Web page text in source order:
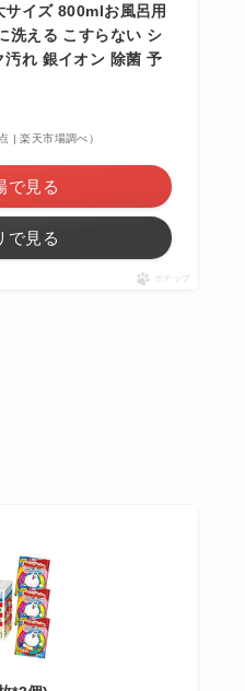
イズ 800mlお風呂用
洗える こすらない シ
汚れ 銀イオン 除菌 予
| 楽天市場調べ）
で見る
で見る
ポチップ